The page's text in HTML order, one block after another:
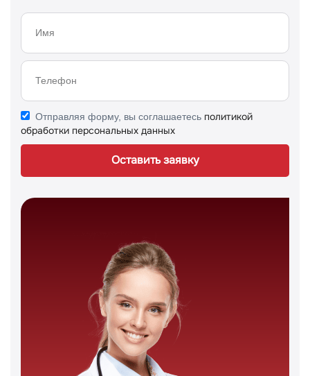
Отправляя форму, вы соглашаетесь политикой
обработки персональных данных
Оставить заявку